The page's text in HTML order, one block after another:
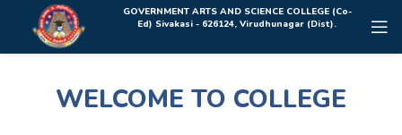
Rolex Replica Uhren DeutschlandGOVERNMENT ARTS AND SCIENCE COLLEGE (Co-
Ed) Sivakasi - 626124, Virudhunagar (Dist).
WELCOME TO COLLEGE